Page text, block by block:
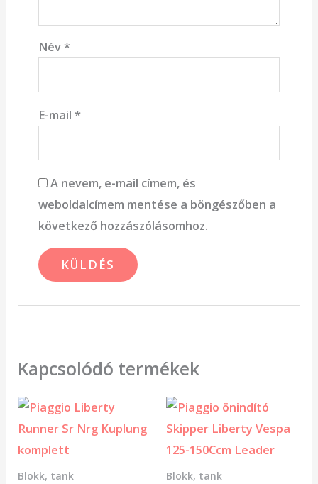
Név*
E-mail *
A nevem, e-mail címem, és
weboldalcímem mentése a böngészőben a
következő hozzászólásomhoz.
Kapcsolódó termékek
Blokk, tank Blokk, tank